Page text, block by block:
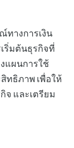
ทางการเงิน
ริ่มต้นธุรกิจที่
แผนการใช้
ทธิภาพ เพื่อให้
จ และเตรียม